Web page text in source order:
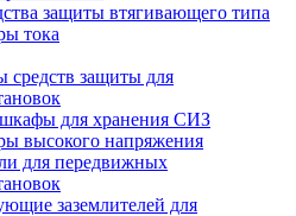
защиты втягивающего типа
тока
средств защиты для
для хранения СИЗ
высокого напряжения
для передвижных
заземлителей для